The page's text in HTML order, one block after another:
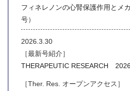
フィネレノンの心腎保護作用とメ
号）
2026.3.30
［最新号紹介］
THERAPEUTIC RESEARCH 2026
［Ther. Res. オープンアクセス］